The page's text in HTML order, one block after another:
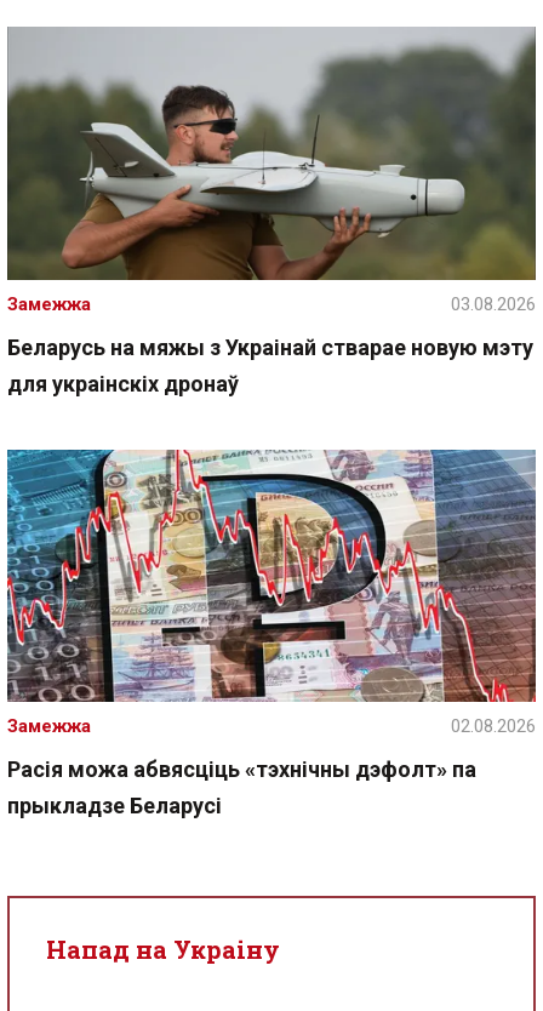
Беларусь на мяжы з Украінай стварае новую мэту
для украінскіх дронаў
Замежжа 03.08.2026
Расія можа абвясціць «тэхнічны дэфолт» па
прыкладзе Беларусі
Замежжа 02.08.2026
Напад на Украіну